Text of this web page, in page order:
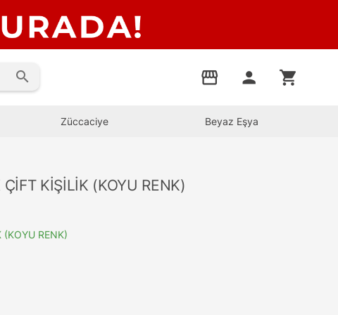
search storefront person shopping_cart
Züccaciye Beyaz Eşya
KİŞİLİK (KOYU RENK)
RENK)